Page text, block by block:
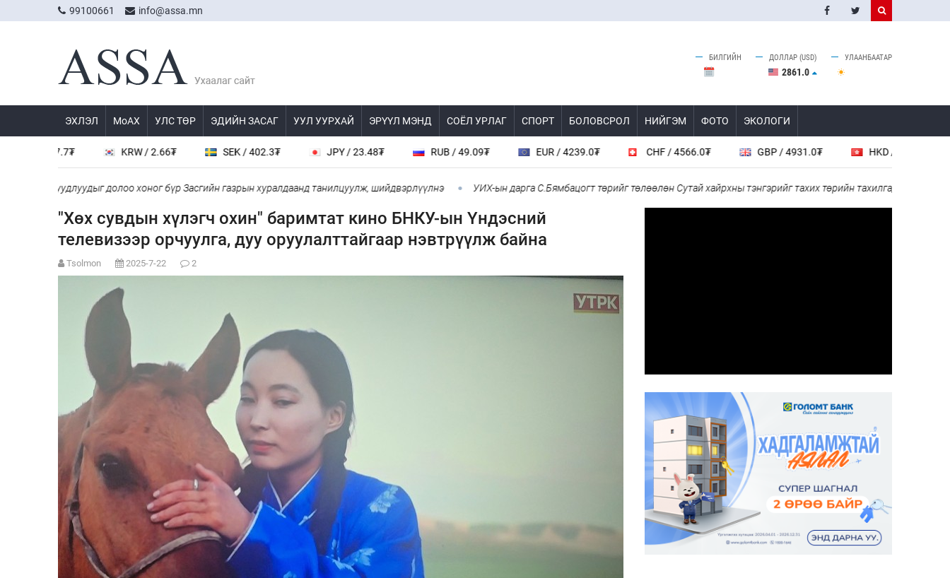
99100661 info@assa.mn
БИЛГИЙН ДОЛЛАР (USD)
2861.0
УЛААНБААТАР
ЭХЛЭЛ МоАХ УЛС ТӨР ЭДИЙН ЗАСАГ УУЛ УУРХАЙ ЭРҮҮЛ МЭНД СОЁЛ УРЛАГ СПОРТ БОЛОВСРОЛ НИЙГЭМ ФОТО ЭКОЛОГИ
KRW / 2.66₮ SEK / 402.3₮ JPY / 23.48₮ RUB / 49.09₮ EUR / 4239.0₮ CHF / 4566.0₮ GBP / 4931.0₮ HKD / 461.6₮
асуудлуудыг долоо хоног бүр Засгийн газрын хуралдаанд танилцуулж, шийдвэрлүүлнэ УИХ-ын дарга С.Бямбацогт төрийг төлөөлөн Сутай хайрхны тэнгэрийг тахих төрийн тахилгад оролцлоо
"Хөх сувдын хүлэгч охин" баримтат кино БНКУ-ын Үндэсний
телевизээр орчуулга, дуу оруулалттайгаар нэвтрүүлж байна
Tsolmon 2025-7-22 2